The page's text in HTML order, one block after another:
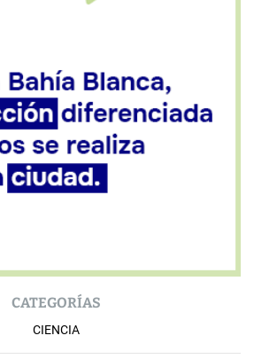
CATEGORÍAS
CIENCIA